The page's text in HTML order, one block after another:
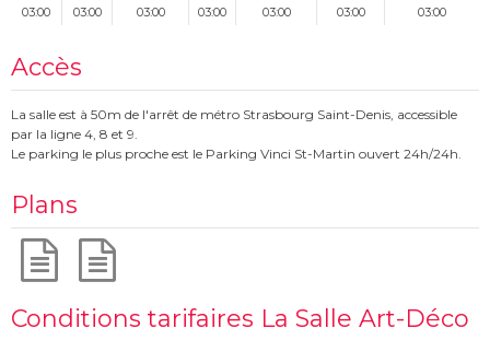
03:00 03:00 03:00 03:00 03:00 03:00 03:00
Accès
La salle est à 50m de l'arrêt de métro Strasbourg Saint-Denis, accessible
par la ligne 4, 8 et 9.
Le parking le plus proche est le Parking Vinci St-Martin ouvert 24h/24h.
Plans
Conditions tarifaires La Salle Art-Déco